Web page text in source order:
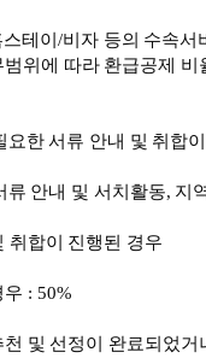
스테이/비자 등의 수속서
위에 따라 환급공제 비
요한 서류 안내 및 취합이
류 안내 및 서치활동, 지
취합이 진행된 경우
우 : 50%
천 및 선정이 완료되었거